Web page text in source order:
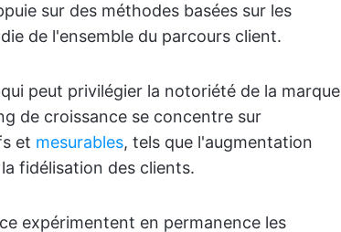
sur des méthodes basées sur les
de l'ensemble du parcours client.
peut privilégier la notoriété de la marque
de croissance se concentre sur
et mesurables, tels que l'augmentation
fidélisation des clients.
expérimentent en permanence les